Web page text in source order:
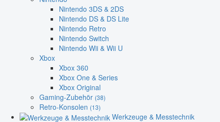
Nintendo 3DS & 2DS
Nintendo DS & DS Lite
Nintendo Retro
Nintendo Switch
Nintendo Wii & Wii U
Xbox
Xbox 360
Xbox One & Series
Xbox Original
Gaming-Zubehör (38)
Retro-Konsolen (13)
Werkzeuge & Messtechnik